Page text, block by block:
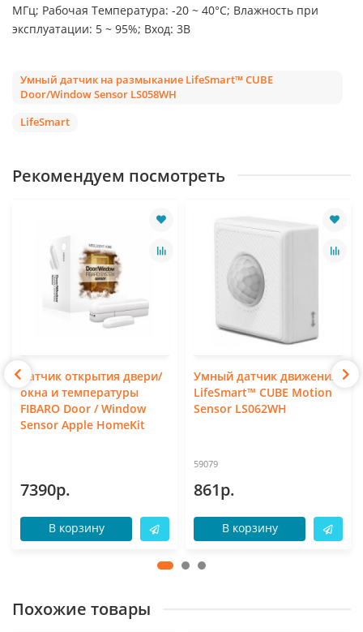
МГц; Рабочая Температура: -20 ~ 40°C; Влажность при
эксплуатации: 5 ~ 95%; Вход: 3В
Умный датчик на размыкание LifeSmart™ CUBE
Door/Window Sensor LS058WH
LifeSmart
Рекомендуем посмотреть
Датчик открытия двери/
окна и температуры
FIBARO Door / Window
Sensor Apple HomeKit
7390р.
В корзину
Умный датчик движения
LifeSmart™ CUBE Motion
Sensor LS062WH
59079
861р.
В корзину
Похожие товары